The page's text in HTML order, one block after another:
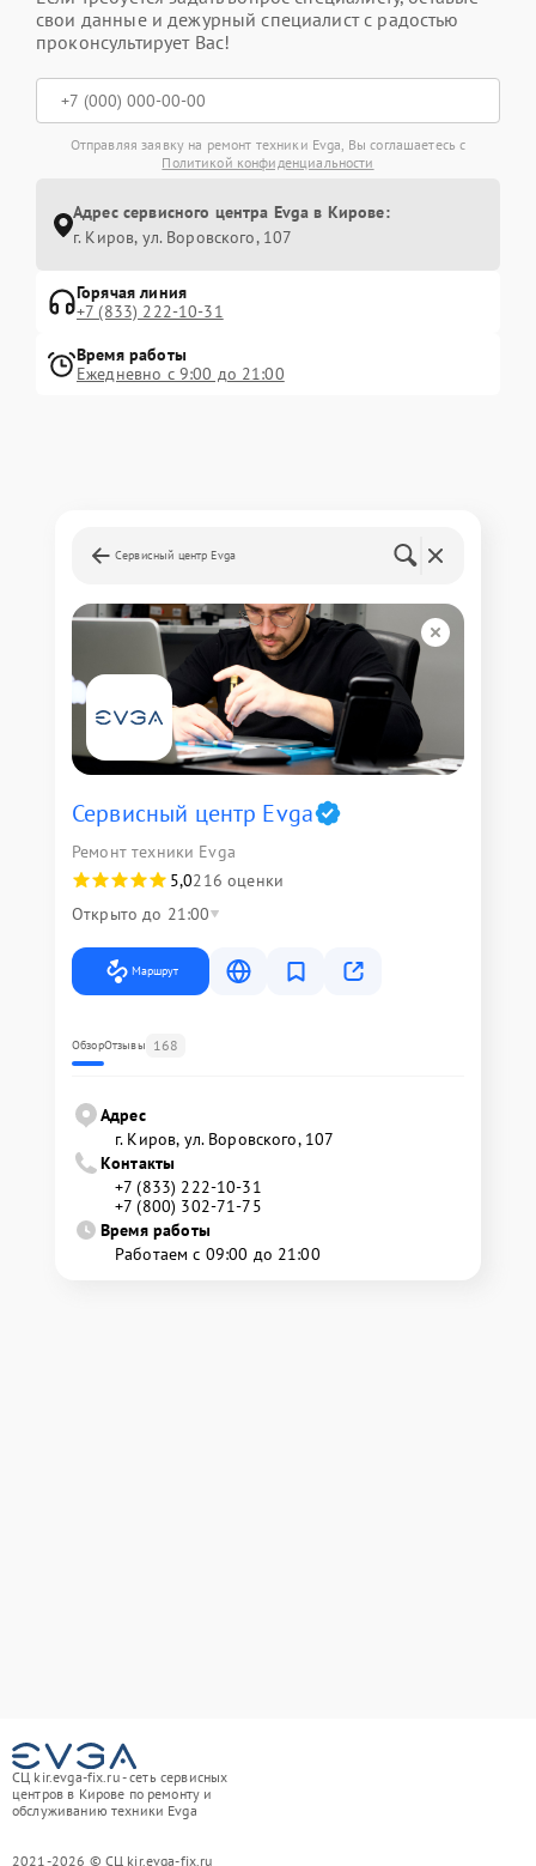
свои данные и дежурный специалист с радостью
проконсультирует Вас!
Отправляя заявку на ремонт техники Evga, Вы соглашаетесь с
Политикой конфиденциальности
Адрес сервисного центра Evga в Кирове:
г. Киров, ул. Воровского, 107
Горячая линия
+7 (833) 222-10-31
Время работы
Ежедневно с 9:00 до 21:00
Сервисный центр Evga
Сервисный центр Evga
Ремонт техники Evga
5,0216 оценки
Открыто до 21:00
Маршрут
ОбзорОтзывы 168
Адрес
г. Киров, ул. Воровского, 107
Контакты
+7 (833) 222-10-31
+7 (800) 302-71-75
Время работы
Работаем с 09:00 до 21:00
СЦ kir.evga-fix.ru - сеть сервисных
центров в Кирове по ремонту и
обслуживанию техники Evga
2021-2026 © СЦ kir.evga-fix.ru